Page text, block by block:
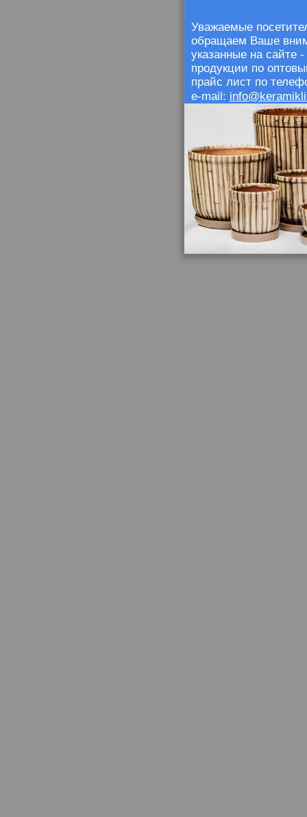
Уважаемые
обращаем Ваше
указанные на сайте
продукции по
прайс лист по
e-mail: